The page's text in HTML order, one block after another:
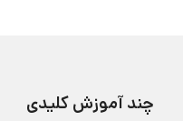
چند آموزش کلیدی